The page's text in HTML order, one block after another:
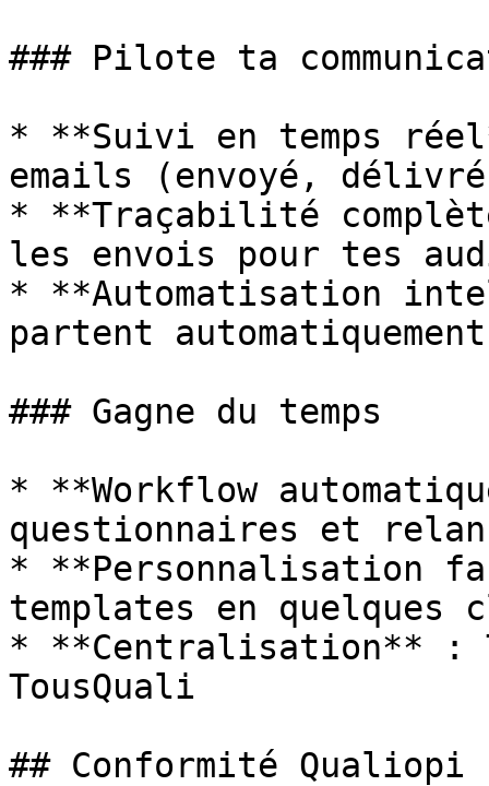
### Pilote ta
* **Suivi en temps
emails (envoyé,
* **Traçabilité
les envois pour tes
* **Automatisation
partent
### Gagne du temps
* **Workflow
questionnaires et
* **Personnalisation
templates en quelques
* **Centralisation** :
TousQuali
## Conformité Qualiopi